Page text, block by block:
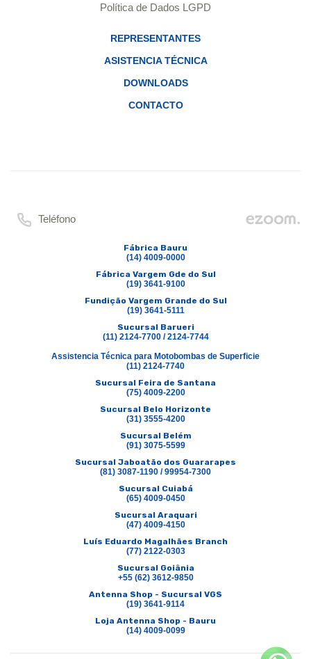
Política de Dados LGPD
REPRESENTANTES
ASISTENCIA TÉCNICA
DOWNLOADS
CONTACTO
Teléfono
Fábrica Bauru
(14) 4009-0000
Fábrica Vargem Gde do Sul
(19) 3641-9100
Fundição Vargem Grande do Sul
(19) 3641-5111
Sucursal Barueri
(11) 2124-7700 / 2124-7744
Assistencia Técnica para Motobombas de Superficie
(11) 2124-7740
Sucursal Feira de Santana
(75) 4009-2200
Sucursal Belo Horizonte
(31) 3555-4200
Sucursal Belém
(91) 3075-5599
Sucursal Jaboatão dos Guararapes
(81) 3087-1190 / 99954-7300
Sucursal Cuiabá
(65) 4009-0450
Sucursal Araquari
(47) 4009-4150
Luís Eduardo Magalhães Branch
(77) 2122-0303
Sucursal Goiânia
+55 (62) 3612-9850
Antenna Shop - Sucursal VGS
(19) 3641-9114
Loja Antenna Shop - Bauru
(14) 4009-0099